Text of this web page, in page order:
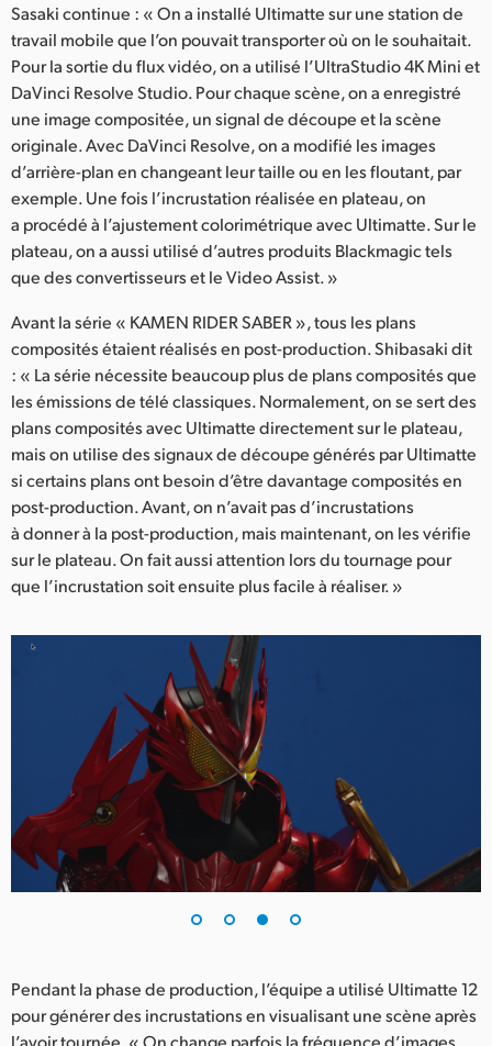
Sasaki continue : « On a installé Ultimatte sur une station de
travail mobile que l’on pouvait transporter où on le souhaitait.
Pour la sortie du flux vidéo, on a utilisé l’UltraStudio 4K Mini et
DaVinci Resolve Studio. Pour chaque scène, on a enregistré
une image compositée, un signal de découpe et la scène
originale. Avec DaVinci Resolve, on a modifié les images
d’arrière-plan en changeant leur taille ou en les floutant, par
exemple. Une fois l’incrustation réalisée en plateau, on
a procédé à l’ajustement colorimétrique avec Ultimatte. Sur le
plateau, on a aussi utilisé d’autres produits Blackmagic tels
que des convertisseurs et le Video Assist. »
Avant la série « KAMEN RIDER SABER », tous les plans
composités étaient réalisés en post-production. Shibasaki dit
: « La série nécessite beaucoup plus de plans composités que
les émissions de télé classiques. Normalement, on se sert des
plans composités avec Ultimatte directement sur le plateau,
mais on utilise des signaux de découpe générés par Ultimatte
si certains plans ont besoin d’être davantage composités en
post-production. Avant, on n’avait pas d’incrustations
à donner à la post-production, mais maintenant, on les vérifie
sur le plateau. On fait aussi attention lors du tournage pour
que l’incrustation soit ensuite plus facile à réaliser. »
Pendant la phase de production, l’équipe a utilisé Ultimatte 12
pour générer des incrustations en visualisant une scène après